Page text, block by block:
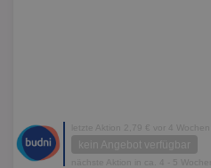
letzte Aktion 2,79 € vor 4 Wochen
kein Angebot verfügbar
nächste Aktion in ca. 4 - 5 Wochen